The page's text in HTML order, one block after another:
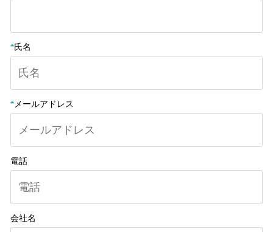
*氏名
*メールアドレス
電話
会社名